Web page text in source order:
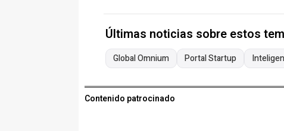
Últimas noticias sobre estos
Global Omnium Portal Startup
Contenido patrocinado